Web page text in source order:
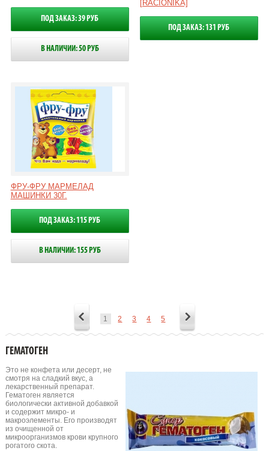
ПОД ЗАКАЗ: 39 РУБ
В НАЛИЧИИ: 50 РУБ
[RACIONIKA]
ПОД ЗАКАЗ: 131 РУБ
ФРУ-ФРУ МАРМЕЛАД
МАШИНКИ 30Г.
ПОД ЗАКАЗ: 115 РУБ
В НАЛИЧИИ: 155 РУБ
1 2 3 4 5
ГЕМАТОГЕН
Это не конфета или десерт, не
смотря на сладкий вкус, а
лекарственный препарат.
Гематоген является
биологически активной добавкой
и содержит микро- и
макроэлементы. Его производят
из очищенной от
микроорганизмов крови крупного
рогатого скота.